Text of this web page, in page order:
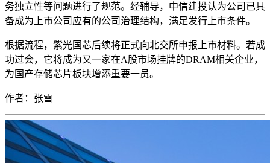
务独立性等问题进行了规范。经辅导，中信建投认为公司已具
备成为上市公司应有的公司治理结构，满足发行上市条件。
根据流程，紫光国芯后续将正式向北交所申报上市材料。若成
功过会，它将成为又一家在A股市场挂牌的DRAM相关企业，
为国产存储芯片板块增添重要一员。
作者： 张雪